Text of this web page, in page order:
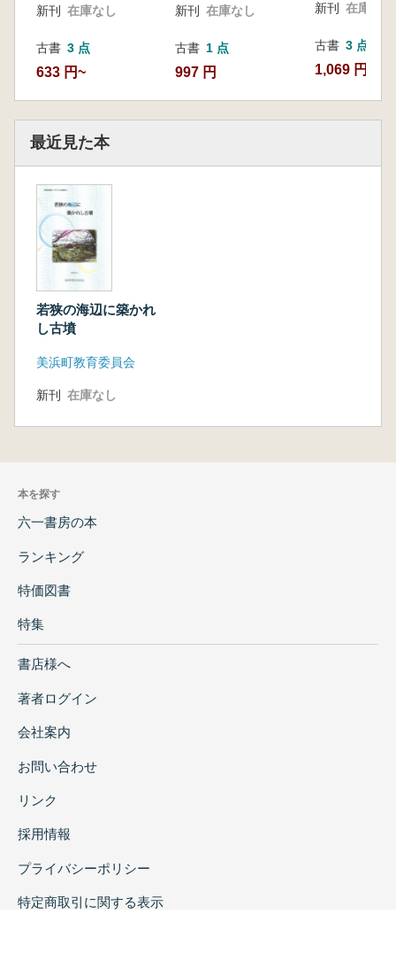
新刊 在庫なし
古書 3 点
633 円~
新刊 在庫なし
古書 1 点
997 円
新刊 在庫なし
古書 3 点
1,069 円~
最近見た本
若狭の海辺に築かれ
し古墳
美浜町教育委員会
新刊 在庫なし
本を探す
六一書房の本
ランキング
特価図書
特集
書店様へ
著者ログイン
会社案内
お問い合わせ
リンク
採用情報
プライバシーポリシー
特定商取引に関する表示